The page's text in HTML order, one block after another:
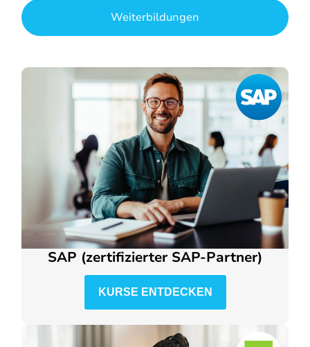
Weiterbildungen
SAP (zertifizierter SAP-Partner)
KURSE ENTDECKEN